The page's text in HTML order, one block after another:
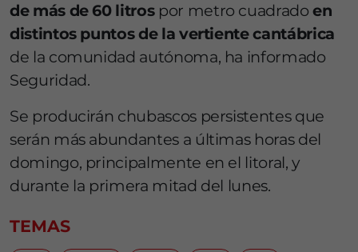
de más de 60 litros por metro cuadradoen
distintos puntos de la vertiente cantábrica
de la comunidad autónoma, ha informado
Seguridad.
Se producirán chubascos persistentes que
serán más abundantes a últimas horas del
domingo, principalmente en el litoral, y
durante la primera mitad del lunes.
TEMAS